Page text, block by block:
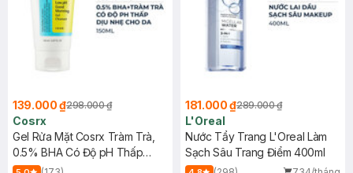
139.000 ₫298.000 ₫
Cosrx
Gel Rửa Mặt Cosrx Tràm Trà,
0.5% BHA Có Độ pH Thấp
150ml
181.000 ₫289.000 ₫
L'Oreal
Nước Tẩy Trang L'Oreal Làm
Sạch Sâu Trang Điểm 400ml